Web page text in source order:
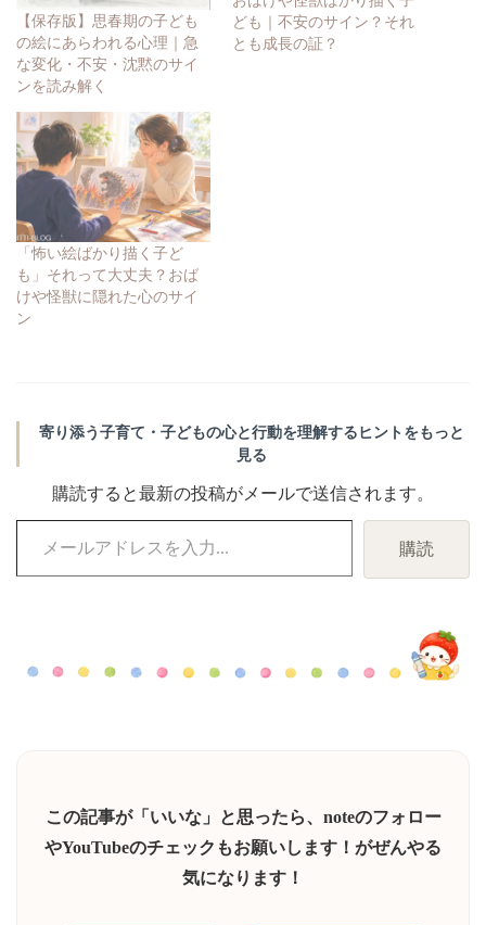
【保存版】思春期の子ども
の絵にあらわれる心理｜急
な変化・不安・沈黙のサイ
ンを読み解く
ども｜不安のサイン？それ
とも成長の証？
「怖い絵ばかり描く子ど
も」それって大丈夫？おば
けや怪獣に隠れた心のサイ
ン
寄り添う子育て・子どもの心と行動を理解するヒントをもっと
見る
購読すると最新の投稿がメールで送信されます。
購読
この記事が「いいな」と思ったら、noteのフォロー
やYouTubeのチェックもお願いします！がぜんやる
気になります！